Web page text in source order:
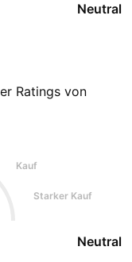
Neutral
Ratings von
Kauf
Starker Kauf
Neutral